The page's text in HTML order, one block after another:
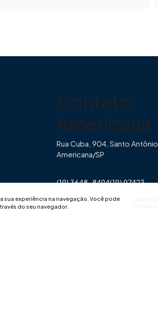
sua experiência na navegação. Você pode
do seu navegador.
Contato
Americana
Rua Cuba, 904, Santo Antônio.
Americana/SP
(19) 3648-8494(19) 97423-